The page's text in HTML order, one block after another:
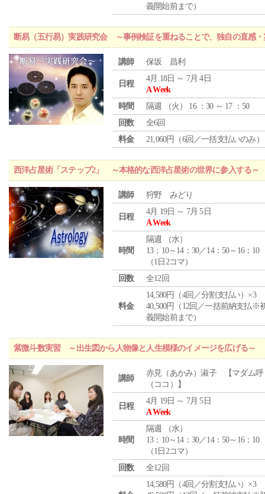
義開始前まで）
断易（五行易）実践研究会 ～事例検証を重ねることで、独自の直感
講師 保坂 昌利
日程
4月 18日 ～ 7月 4日
A Week
時間
隔週 （火 ） 16 ：30 ～ 17 ：50
回数
全6回
料金
21,060円（6回／一括支払いのみ）
西洋占星術「ステップ2」 ～本格的な西洋占星術の世界に参入する～
講師 狩野 みどり
日程
4月 19日 ～ 7月 5日
A Week
時間
隔週 （水）
13：10～14：30／14：50～16：10
（1日2コマ）
回数
全12回
料金
14,580円（4回／分割支払い）×3
40,500円（12回／一括前納支払※
義開始前まで）
紫微斗数実習 ～出生図から人物像と人生模様のイメージを広げる～
講師
赤見（あかみ）淑子 【マダム呼
（ココ）】
日程
4月 19日 ～ 7月 5日
A Week
時間
隔週 （水）
13：10～14：30／14：50～16：10
（1日2コマ）
回数
全12回
14,580円（4回／分割支払い）×3